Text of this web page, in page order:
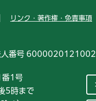
リンク・著作権・免責事項
人番号 6000020121002
番1号
5時まで